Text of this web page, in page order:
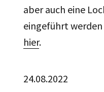
aber auch eine
eingeführt werden
hier.
24.08.2022